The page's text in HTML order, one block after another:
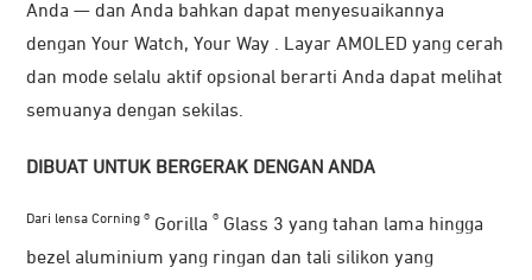
Anda — dan Anda bahkan dapat menyesuaikannya
dengan Your Watch, Your Way . Layar AMOLED yang cerah
dan mode selalu aktif opsional berarti Anda dapat melihat
semuanya dengan sekilas.
DIBUAT UNTUK BERGERAK DENGAN ANDA
Dari lensa Corning ® Gorilla ® Glass 3 yang tahan lama hingga
bezel aluminium yang ringan dan tali silikon yang